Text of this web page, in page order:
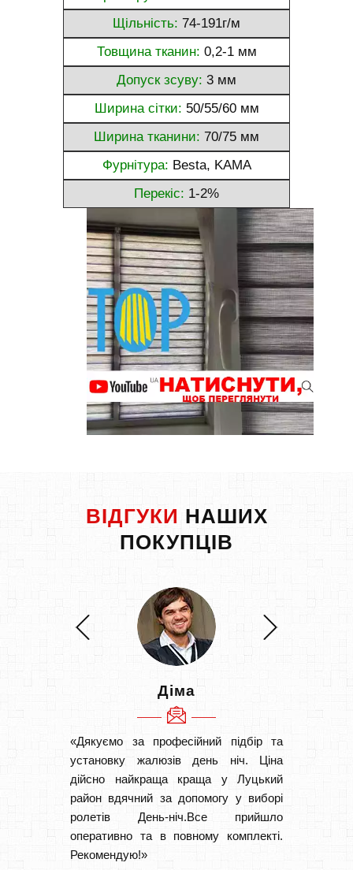
Щільність: 74-191г/м
Товщина тканин: 0,2-1 мм
Допуск зсуву: 3 мм
Ширина сітки: 50/55/60 мм
Ширина тканини: 70/75 мм
Фурнітура: Besta, KAMA
Перекіс: 1-2%
ВІДГУКИ НАШИХ
ПОКУПЦІВ
Діма
«Дякуємо за професійний підбір та
установку жалюзів день ніч. Ціна
дійсно найкраща краща у Луцький
район вдячний за допомогу у виборі
ролетів День-ніч.Все прийшло
оперативно та в повному комплекті.
Рекомендую!»